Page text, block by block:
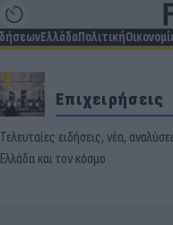
ΕλλάδαΠολιτική
Επιχειρήσεις
Τελευταίες ειδήσεις, νέα,
Ελλάδα και τον κόσμο